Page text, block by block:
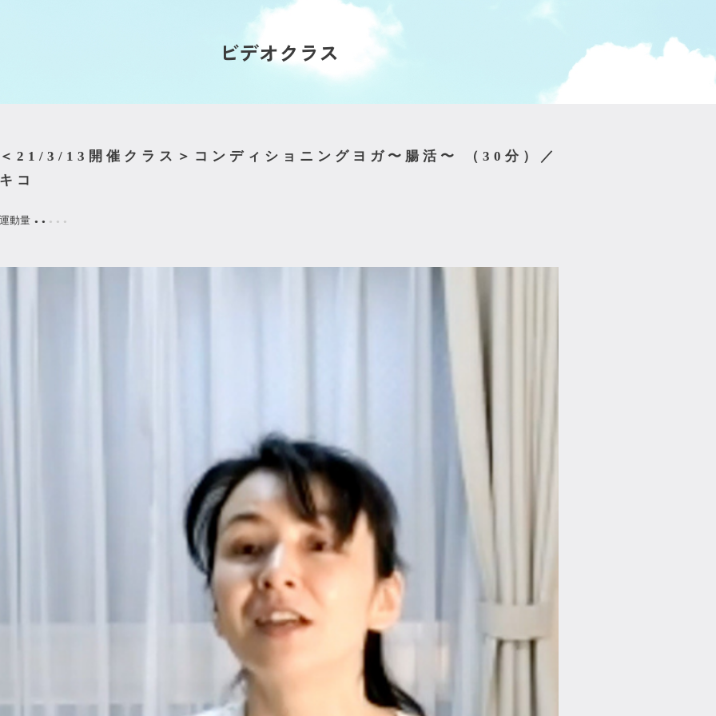
ビデオクラス
＜21/3/13開催クラス＞コンディショニングヨガ〜腸活〜 （30分）／
キコ
運動量 ● ● ● ● ●